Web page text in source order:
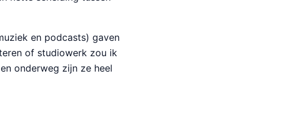
en podcasts) gaven
of studiowerk zou ik
onderweg zijn ze heel